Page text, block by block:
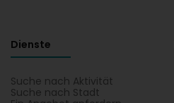
Dienste
Suche nach Aktivität
Suche nach Stadt